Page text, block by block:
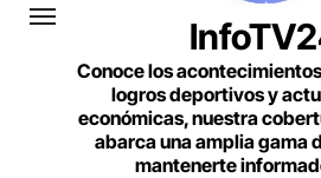
Conoce los
logros deportivos y
económicas, nuestra
abarca una amplia gama
mantenerte